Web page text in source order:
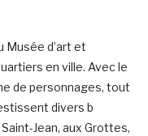
Musée d’art et
en ville. Avec le
de personnages, tout
divers b
Jean, aux Grottes,